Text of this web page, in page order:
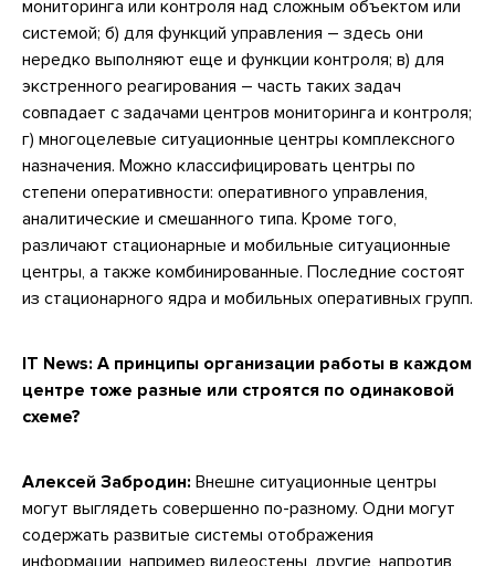
мониторинга или контроля над сложным объектом или
системой; б) для функций управления – здесь они
нередко выполняют еще и функции контроля; в) для
экстренного реагирования – часть таких задач
совпадает с задачами центров мониторинга и контроля;
г) многоцелевые ситуационные центры комплексного
назначения. Можно классифицировать центры по
степени оперативности: оперативного управления,
аналитические и смешанного типа. Кроме того,
различают стационарные и мобильные ситуационные
центры, а также комбинированные. Последние состоят
из стационарного ядра и мобильных оперативных групп.
IT News: А принципы организации работы в каждом
центре тоже разные или строятся по одинаковой
схеме?
Алексей Забродин: Внешне ситуационные центры
могут выглядеть совершенно по-разному. Одни могут
содержать развитые системы отображения